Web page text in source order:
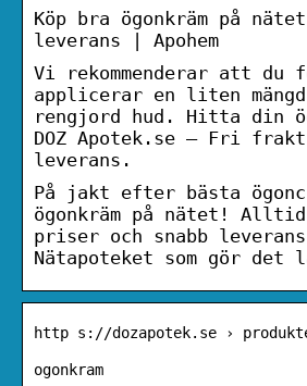
Köp bra ögonkräm på
leverans | Apohem
Vi rekommenderar att
applicerar en liten mängd
rengjord hud. Hitta din
DOZ Apotek.se – Fri frakt
leverans.
På jakt efter bästa
ögonkräm på nätet! Alltid
priser och snabb
Nätapoteket som gör
http s://dozapotek.se ›
ogonkram